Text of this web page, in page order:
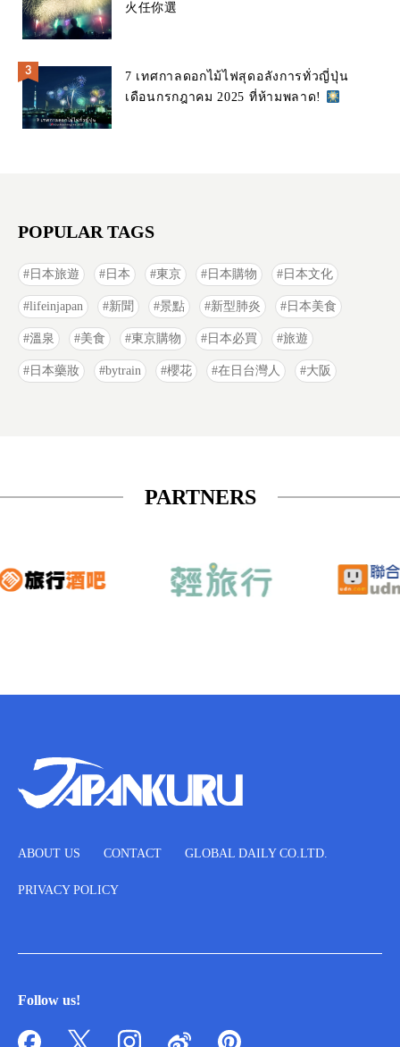
火任你選
7 เทศกาลดอกไม้ไฟสุดอลังการทั่วญี่ปุ่น
เดือนกรกฎาคม 2025 ที่ห้ามพลาด!
POPULAR TAGS
日本旅遊 日本 東京 日本購物 日本文化
lifeinjapan 新聞 景點 新型肺炎 日本美食
溫泉 美食 東京購物 日本必買 旅遊
日本藥妝 bytrain 櫻花 在日台灣人 大阪
PARTNERS
ABOUT US CONTACT GLOBAL DAILY CO.LTD.
PRIVACY POLICY
Follow us!